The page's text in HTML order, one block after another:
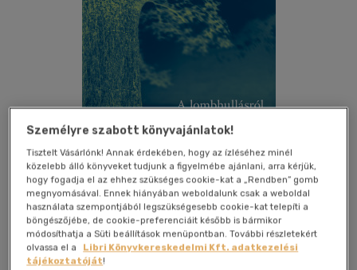
Kívánságlistához adom Megosztom
Személyre szabott könyvajánlatok!
Tisztelt Vásárlónk! Annak érdekében, hogy az ízléséhez minél
közelebb álló könyveket tudjunk a figyelmébe ajánlani, arra kérjük,
hogy fogadja el az ehhez szükséges cookie-kat a „Rendben” gomb
megnyomásával. Ennek hiányában weboldalunk csak a weboldal
használata szempontjából legszükségesebb cookie-kat telepíti a
böngészőjébe, de cookie-preferenciáit később is bármikor
módosíthatja a Süti beállítások menüpontban. További részletekért
olvassa el a
Libri Könyvkereskedelmi Kft. adatkezelési
tájékoztatóját!